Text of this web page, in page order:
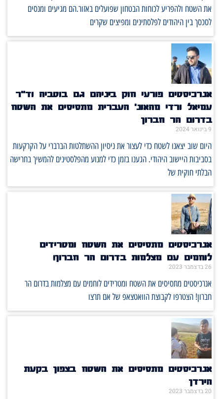
את השטח ולהפריע לכוחות הבטחון שפועלים באזור.הם מגיעים ומנסים
לסכסך בין היהודים לפלסתינים ומפיצים שקרים
אנרכיסטים פורעי חוק ביניהם גם בוטביה וד"ר
עמיאל ורדי מהאונ' העברית מתסיסים את השטח
בדרום הר חברון
9 בינואר 2024
היום שוב יצאנו לשטח כדי לעצור את ניסיון ההשתלטות הברברי על הקרקעות
בסביבות היישוב היהודי. הגענו בזמן כדי למנוע מהפלסטינים להמשיך בחרישה
הבלתי חוקית של
אנרכיסטים מתסיסים את השטח ומטרידים
לוחמים עם מצלמות בדרום הר חברון!
26 בדצמבר 2023
אנרכיסטים מתסיסים את השטח ומטרידים לוחמים עם מצלמות בדרום הר
חברון! הצטרפו לקבוצת הוואטצאפ של אם תרצו
אנרכיסטים מתסיסים את השטח בצפון בקעת
הירדן
20 בדצמבר 2023